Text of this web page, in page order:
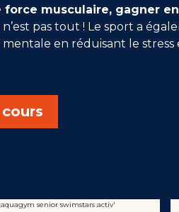
force musculaire, gagner
n’est pas tout ! Le sport a
mentale en réduisant le stress